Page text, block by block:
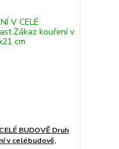
BUDOVĚ Druh
v celébudově,